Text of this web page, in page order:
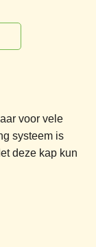
voor vele
systeem is
deze kap kun